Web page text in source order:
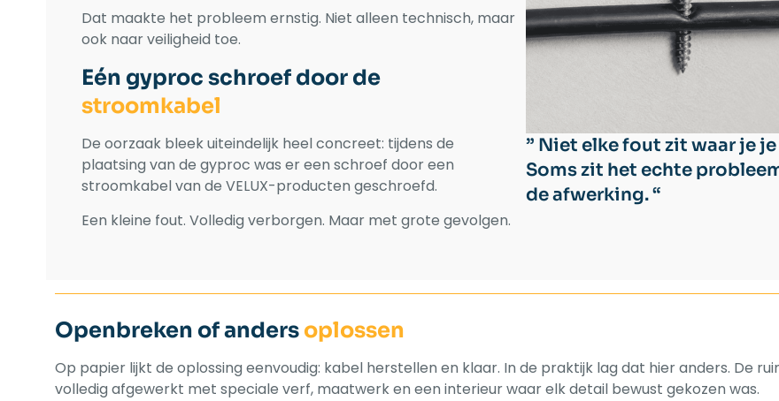
Dat maakte het probleem ernstig. Niet alleen technisch, maar
ook naar veiligheid toe.
Eén gyproc schroef door de
stroomkabel
De oorzaak bleek uiteindelijk heel concreet: tijdens de
plaatsing van de gyproc was er een schroef door een
stroomkabel van de VELUX-producten geschroefd.
Een kleine fout. Volledig verborgen. Maar met grote gevolgen.
” Niet elke fout zit waar je je
Soms zit het echte
de afwerking. “
Openbreken of anders oplossen
Op papier lijkt de oplossing eenvoudig: kabel herstellen en klaar. In de praktijk lag dat hier anders. De
volledig afgewerkt met speciale verf, maatwerk en een interieur waar elk detail bewust gekozen was.